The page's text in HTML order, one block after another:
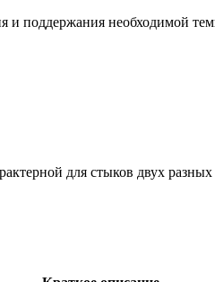
поддержания необходимой
для стыков двух